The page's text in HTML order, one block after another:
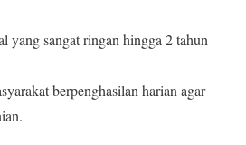
yang sangat ringan hingga 2 tahun
berpenghasilan harian agar